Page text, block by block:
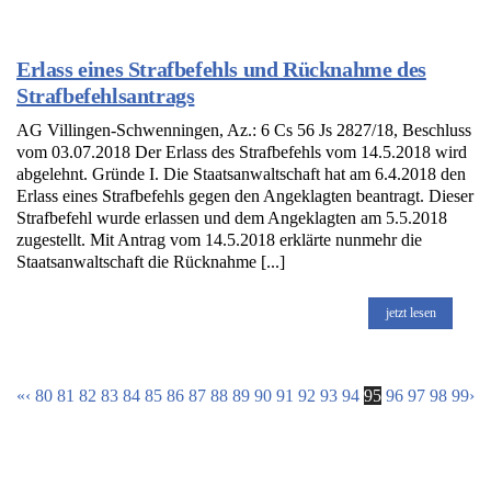
Erlass eines Strafbefehls und Rücknahme des
Strafbefehlsantrags
AG Villingen-Schwenningen, Az.: 6 Cs 56 Js 2827/18, Beschluss
vom 03.07.2018 Der Erlass des Strafbefehls vom 14.5.2018 wird
abgelehnt. Gründe I. Die Staatsanwaltschaft hat am 6.4.2018 den
Erlass eines Strafbefehls gegen den Angeklagten beantragt. Dieser
Strafbefehl wurde erlassen und dem Angeklagten am 5.5.2018
zugestellt. Mit Antrag vom 14.5.2018 erklärte nunmehr die
Staatsanwaltschaft die Rücknahme [...]
jetzt lesen
«‹ 80 81 82 83 84 85 86 87 88 89 90 91 92 93 94 95 96 97 98 99›